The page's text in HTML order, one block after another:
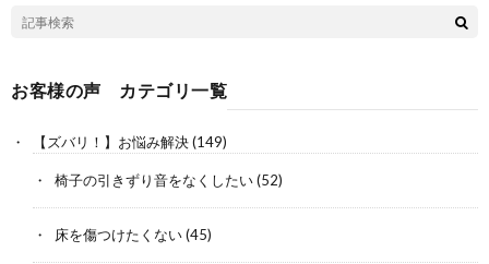
お客様の声 カテゴリ一覧
【ズバリ！】お悩み解決(149)
椅子の引きずり音をなくしたい(52)
床を傷つけたくない(45)